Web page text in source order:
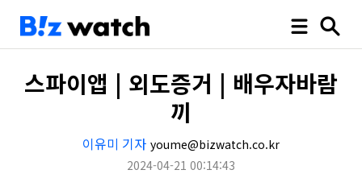
스파이앱 | 외도증거 | 배우자바람
끼
이유미 기자 youme@bizwatch.co.kr
2024-04-21 00:14:43